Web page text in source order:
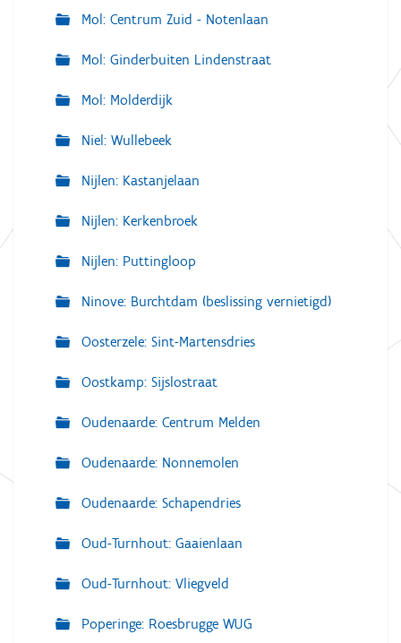
Mol: Centrum Zuid - Notenlaan
Mol: Ginderbuiten Lindenstraat
Mol: Molderdijk
Niel: Wullebeek
Nijlen: Kastanjelaan
Nijlen: Kerkenbroek
Nijlen: Puttingloop
Ninove: Burchtdam (beslissing vernietigd)
Oosterzele: Sint-Martensdries
Oostkamp: Sijslostraat
Oudenaarde: Centrum Melden
Oudenaarde: Nonnemolen
Oudenaarde: Schapendries
Oud-Turnhout: Gaaienlaan
Oud-Turnhout: Vliegveld
Poperinge: Roesbrugge WUG